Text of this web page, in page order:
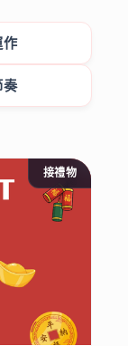
作
奏
接禮物